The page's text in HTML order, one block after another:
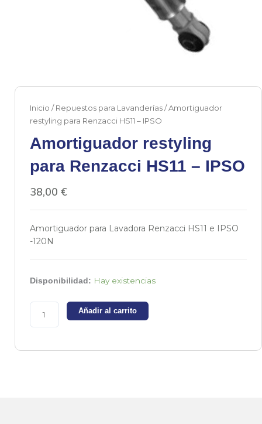
Inicio /Repuestos para Lavanderías/ Amortiguador
restyling para Renzacci HS11 – IPSO
Amortiguador restyling
para Renzacci HS11 – IPSO
38,00 €
Amortiguador para Lavadora Renzacci HS11 e IPSO
-120N
Disponibilidad: Hay existencias
Amortiguador
para
Renzacci
HS11
Añadir al carrito